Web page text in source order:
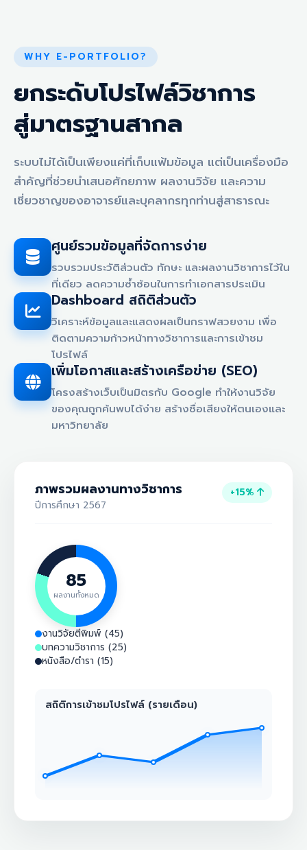
WHY E-PORTFOLIO?
ยกระดับโปรไฟล์วิชาการ
สู่มาตรฐานสากล
ระบบไม่ได้เป็นเพียงแค่ที่เก็บแฟ้มข้อมูล แต่เป็นเครื่องมือ
สำคัญที่ช่วยนำเสนอศักยภาพ ผลงานวิจัย และความ
เชี่ยวชาญของอาจารย์และบุคลากรทุกท่านสู่สาธารณะ
ศูนย์รวมข้อมูลที่จัดการง่าย
รวบรวมประวัติส่วนตัว ทักษะ และผลงานวิชาการไว้ใน
ที่เดียว ลดความซ้ำซ้อนในการทำเอกสารประเมิน
Dashboard สถิติส่วนตัว
วิเคราะห์ข้อมูลและแสดงผลเป็นกราฟสวยงาม เพื่อ
ติดตามความก้าวหน้าทางวิชาการและการเข้าชม
โปรไฟล์
เพิ่มโอกาสและสร้างเครือข่าย (SEO)
โครงสร้างเว็บเป็นมิตรกับ Google ทำให้งานวิจัย
ของคุณถูกค้นพบได้ง่าย สร้างชื่อเสียงให้ตนเองและ
มหาวิทยาลัย
ภาพรวมผลงานทางวิชาการ
ปีการศึกษา 2567
+15%
85
ผลงานทั้งหมด
งานวิจัยตีพิมพ์ (45)
บทความวิชาการ (25)
หนังสือ/ตำรา (15)
สถิติการเข้าชมโปรไฟล์ (รายเดือน)